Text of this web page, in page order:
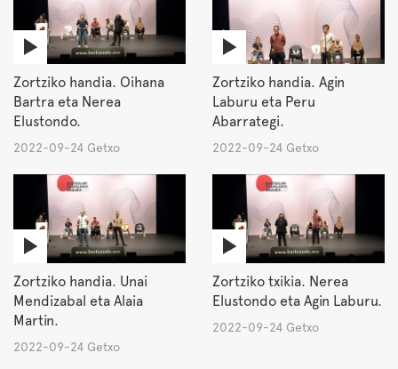
Zortziko handia. Oihana
Bartra eta Nerea
Elustondo.
2022-09-24 Getxo
Zortziko handia. Agin
Laburu eta Peru
Abarrategi.
2022-09-24 Getxo
Zortziko handia. Unai
Mendizabal eta Alaia
Martin.
2022-09-24 Getxo
Zortziko txikia. Nerea
Elustondo eta Agin Laburu.
2022-09-24 Getxo